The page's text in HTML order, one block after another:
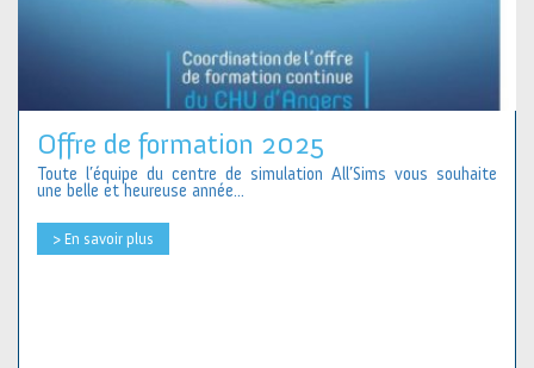
Offre de formation 2025
Toute l’équipe du centre de simulation All’Sims vous souhaite
une belle et heureuse année...
> En savoir plus